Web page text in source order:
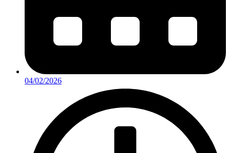
04/02/2026